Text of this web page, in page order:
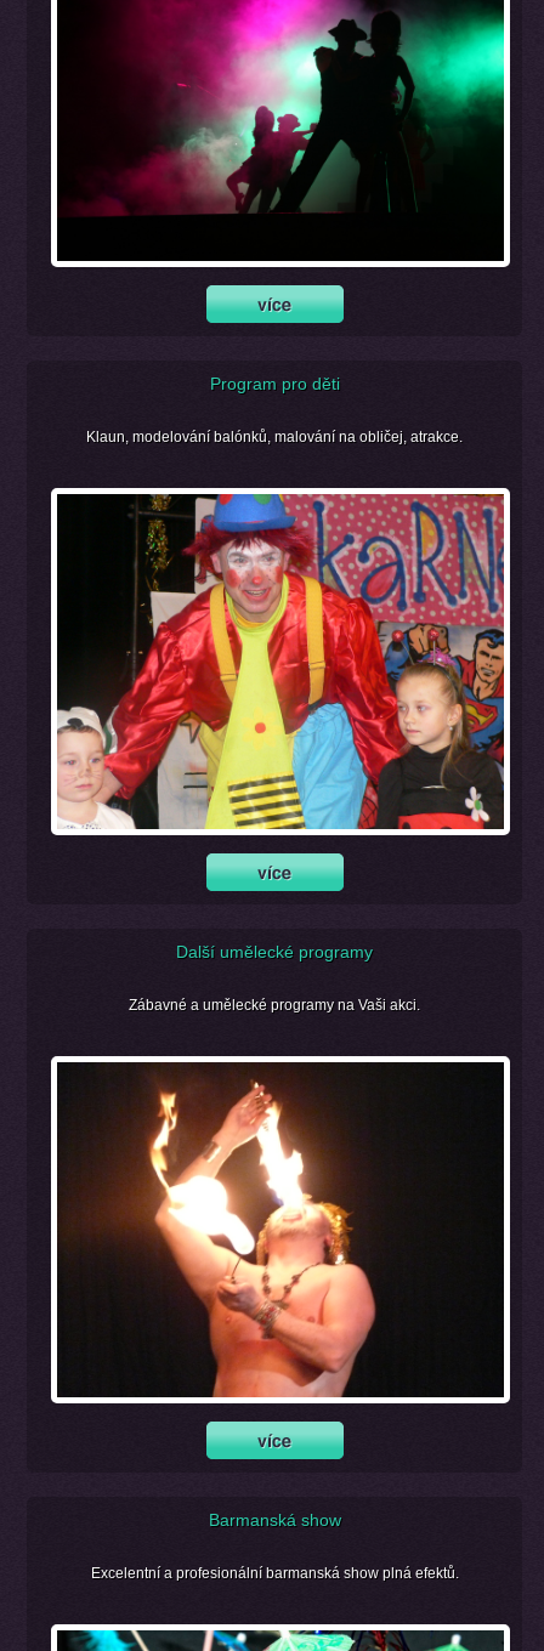
Program pro děti
Klaun, modelování balónků, malování na obličej, atrakce.
Další umělecké programy
Zábavné a umělecké programy na Vaši akci.
Barmanská show
Excelentní a profesionální barmanská show plná efektů.